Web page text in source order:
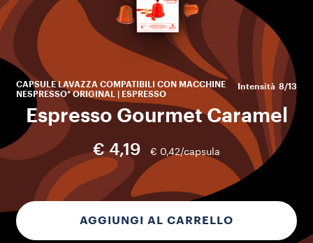
CAPSULE LAVAZZA COMPATIBILI CON MACCHINE
NESPRESSO* ORIGINAL | ESPRESSO
Intensità 8/13
Espresso Gourmet Caramel
€ 4,19 € 0,42/capsula
AGGIUNGI AL CARRELLO